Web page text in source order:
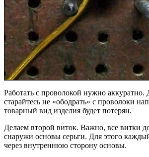
Работать с проволокой нужно аккуратно.
старайтесь не «ободрать» с проволоки
товарный вид изделия будет потерян.
Делаем второй виток. Важно, все витки
снаружи основы серьги. Для этого
через внутреннюю сторону основы.